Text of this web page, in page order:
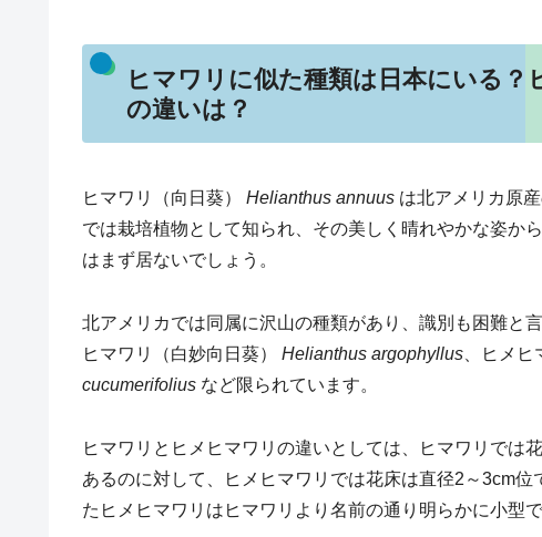
ヒマワリに似た種類は日本にいる
の違いは？
ヒマワリ（向日葵） Helianthus annuus は北アメリカ原
では栽培植物として知られ、その美しく晴れやかな姿か
はまず居ないでしょう。
北アメリカでは同属に沢山の種類があり、識別も困難と
ヒマワリ（白妙向日葵） Helianthus argophyllus 、ヒメ
cucumerifolius など限られています。
ヒマワリとヒメヒマワリの違いとしては、ヒマワリでは
あるのに対して、ヒメヒマワリでは花床は直径2～3cm
たヒメヒマワリはヒマワリより名前の通り明らかに小型で